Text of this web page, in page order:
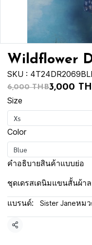
Wildflower
SKU :
6,000 THB3,000
Size
Xs
Color
Blue
คำอธิบายสินค้าแบบย่อ
ชุดเดรสเดนิมแขนสั้นผ้า
แบรนด์: Sister Janeหม
แชร์